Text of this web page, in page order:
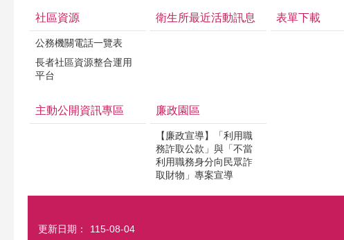
社區資源
公務機關電話一覽表
長者社區資源整合運用
平台
衛生所最近活動訊息 表單下載
主動公開資訊專區 廉政園區
【廉政宣導】「利用職
務詐取公款」與「不當
利用職務身分向民眾詐
取財物」專案宣導
更新日期： 115-08-04